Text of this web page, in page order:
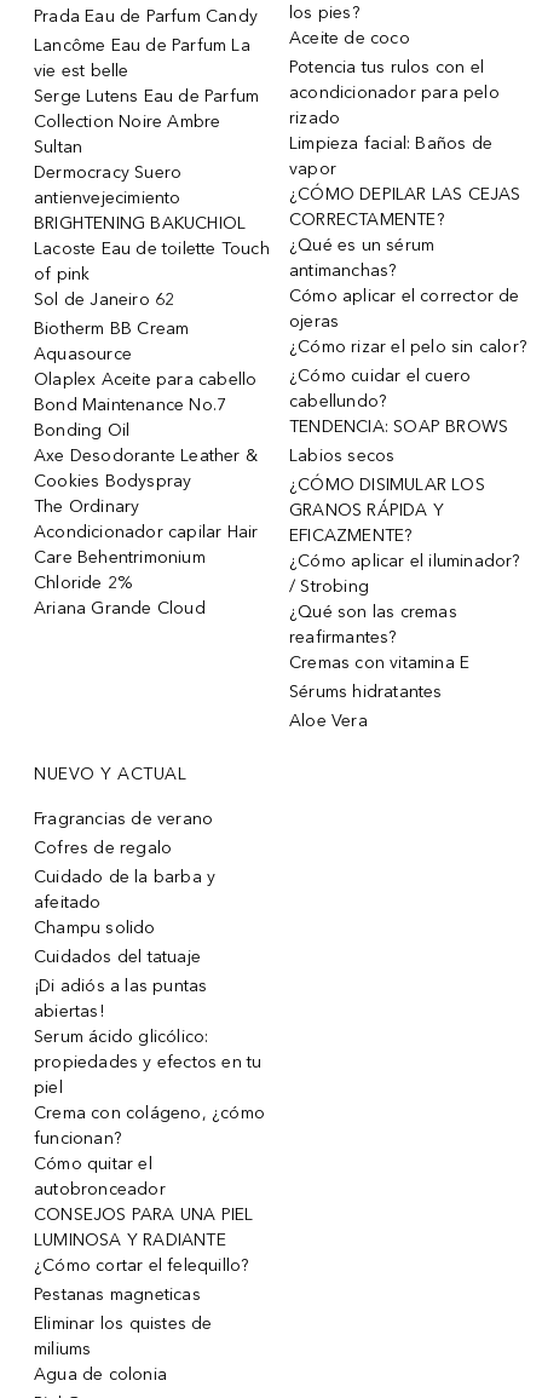
Prada Eau de Parfum Candy
Lancôme Eau de Parfum La
vie est belle
Serge Lutens Eau de Parfum
Collection Noire Ambre
Sultan
Dermocracy Suero
antienvejecimiento
BRIGHTENING BAKUCHIOL
Lacoste Eau de toilette Touch
of pink
Sol de Janeiro 62
Biotherm BB Cream
Aquasource
Olaplex Aceite para cabello
Bond Maintenance No.7
Bonding Oil
Axe Desodorante Leather &
Cookies Bodyspray
The Ordinary
Acondicionador capilar Hair
Care Behentrimonium
Chloride 2%
Ariana Grande Cloud
los pies?
Aceite de coco
Potencia tus rulos con el
acondicionador para pelo
rizado
Limpieza facial: Baños de
vapor
¿CÓMO DEPILAR LAS CEJAS
CORRECTAMENTE?
¿Qué es un sérum
antimanchas?
Cómo aplicar el corrector de
ojeras
¿Cómo rizar el pelo sin calor?
¿Cómo cuidar el cuero
cabellundo?
TENDENCIA: SOAP BROWS
Labios secos
¿CÓMO DISIMULAR LOS
GRANOS RÁPIDA Y
EFICAZMENTE?
¿Cómo aplicar el iluminador?
/ Strobing
¿Qué son las cremas
reafirmantes?
Cremas con vitamina E
Sérums hidratantes
Aloe Vera
NUEVO Y ACTUAL
Fragrancias de verano
Cofres de regalo
Cuidado de la barba y
afeitado
Champu solido
Cuidados del tatuaje
¡Di adiós a las puntas
abiertas!
Serum ácido glicólico:
propiedades y efectos en tu
piel
Crema con colágeno, ¿cómo
funcionan?
Cómo quitar el
autobronceador
CONSEJOS PARA UNA PIEL
LUMINOSA Y RADIANTE
¿Cómo cortar el felequillo?
Pestanas magneticas
Eliminar los quistes de
miliums
Agua de colonia